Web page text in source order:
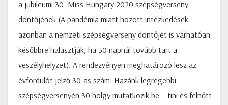
a jubileumi 30. Miss Hungary 2020 szépségverseny
döntőjének (A pandémia miatt hozott intézkedések
azonban a nemzeti szépségverseny döntőjét is várhatóan
későbbre halasztják, ha 30 napnál tovább tart a
veszélyhelyzet). A rendezvényen meghatározó lesz az
évfordulót jelző 30-as szám: Hazánk legrégebbi
szépségversenyén 30 hölgy mutatkozik be – tini és felnőtt